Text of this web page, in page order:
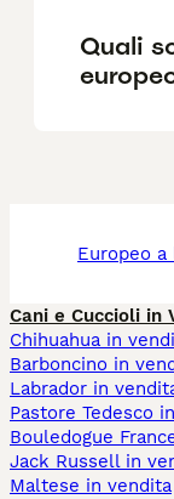
Quali
europeo
Cani e Cuccioli in
Chihuahua in
Barboncino in
Labrador in
Pastore Tedesco
Bouledogue
Jack Russell in
Maltese in vendita